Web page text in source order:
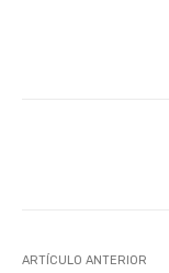
ARTÍCULO ANTERIOR